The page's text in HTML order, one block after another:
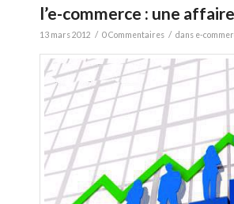
l’e-commerce : une
13 mars 2012 / 0 Commentaires / dans e-